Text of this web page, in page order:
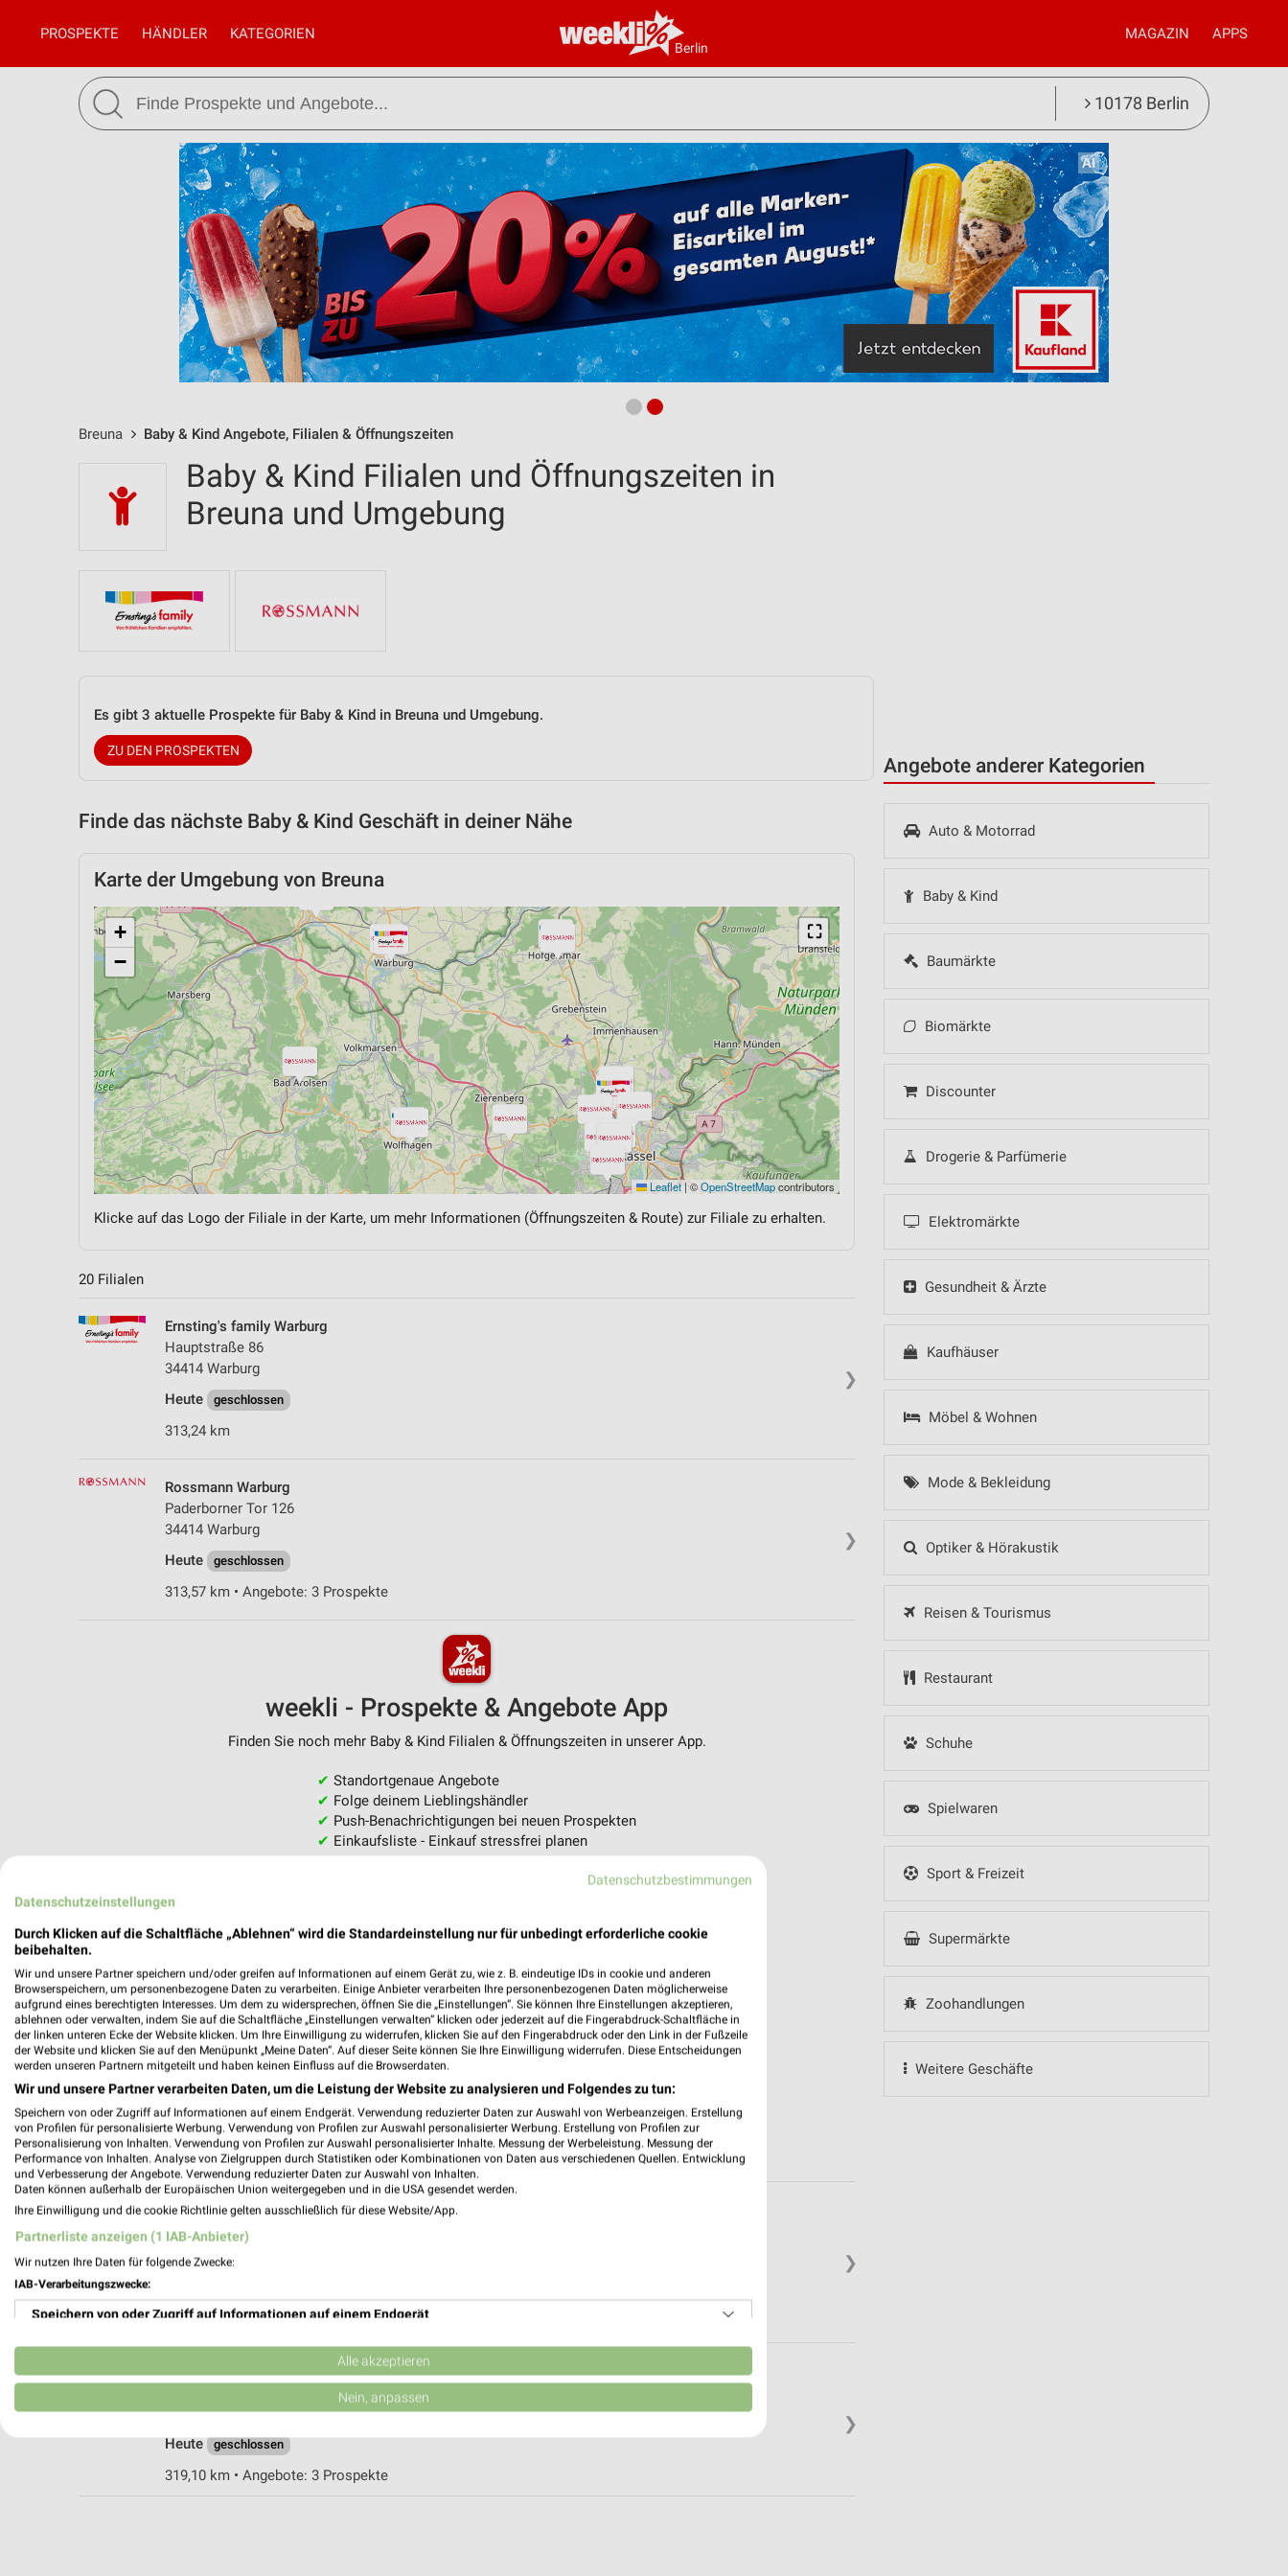
Berlin
PROSPEKTE HÄNDLER KATEGORIEN MAGAZIN APPS
10178 Berlin
Breuna Baby & Kind Angebote, Filialen & Öffnungszeiten
Angebote anderer Kategorien
Auto & Motorrad
Baby & Kind
Baumärkte
Biomärkte
Discounter
Drogerie & Parfümerie
Elektromärkte
Gesundheit & Ärzte
Kaufhäuser
Möbel & Wohnen
Mode & Bekleidung
Optiker & Hörakustik
Reisen & Tourismus
Restaurant
Schuhe
Spielwaren
Sport & Freizeit
Supermärkte
Zoohandlungen
Weitere Geschäfte
Baby & Kind Filialen und Öffnungszeiten in
Breuna und Umgebung
Es gibt 3 aktuelle Prospekte für Baby & Kind in Breuna und Umgebung.
ZU DEN PROSPEKTEN
Finde das nächste Baby & Kind Geschäft in deiner Nähe
Karte der Umgebung von Breuna
⛶
+
−
Leaflet | ©OpenStreetMapcontributors
Klicke auf das Logo der Filiale in der Karte, um mehr Informationen (Öffnungszeiten & Route) zur Filiale zu erhalten.
20 Filialen
❯
Ernsting's family Warburg
Hauptstraße 86
34414 Warburg
Heute
geschlossen
313,24 km
❯
Rossmann Warburg
Paderborner Tor 126
34414 Warburg
Heute
geschlossen
313,57 km • Angebote: 3 Prospekte
weekli - Prospekte & Angebote App
Finden Sie noch mehr Baby & Kind Filialen & Öffnungszeiten in unserer App.
✔ Standortgenaue Angebote
✔ Folge deinem Lieblingshändler
✔ Push-Benachrichtigungen bei neuen Prospekten
✔ Einkaufsliste - Einkauf stressfrei planen
Nutze weekli auch mobil – App jetzt laden oder QR-Code scannen.
❯
Ernsting's family Wolfhagen
Schützeberger Str. 45
319,27 km
❯
Rossmann Wolfhagen
34466 Wolfhagen
Heute
geschlossen
319,10 km • Angebote: 3 Prospekte
Datenschutzbestimmungen
Datenschutzeinstellungen
Durch Klicken auf die Schaltfläche „Ablehnen“ wird die Standardeinstellung nur für unbedingt erforderliche cookie
beibehalten.
Wir und unsere Partner speichern und/oder greifen auf Informationen auf einem Gerät zu, wie z. B. eindeutige IDs in cookie und anderen
Browserspeichern, um personenbezogene Daten zu verarbeiten. Einige Anbieter verarbeiten Ihre personenbezogenen Daten möglicherweise
aufgrund eines berechtigten Interesses. Um dem zu widersprechen, öffnen Sie die „Einstellungen“. Sie können Ihre Einstellungen akzeptieren,
ablehnen oder verwalten, indem Sie auf die Schaltfläche „Einstellungen verwalten“ klicken oder jederzeit auf die Fingerabdruck-Schaltfläche in
der linken unteren Ecke der Website klicken. Um Ihre Einwilligung zu widerrufen, klicken Sie auf den Fingerabdruck oder den Link in der Fußzeile
der Website und klicken Sie auf den Menüpunkt „Meine Daten“. Auf dieser Seite können Sie Ihre Einwilligung widerrufen. Diese Entscheidungen
werden unseren Partnern mitgeteilt und haben keinen Einfluss auf die Browserdaten.
Wir und unsere Partner verarbeiten Daten, um die Leistung der Website zu analysieren und Folgendes zu tun:
Speichern von oder Zugriff auf Informationen auf einem Endgerät. Verwendung reduzierter Daten zur Auswahl von Werbeanzeigen. Erstellung
von Profilen für personalisierte Werbung. Verwendung von Profilen zur Auswahl personalisierter Werbung. Erstellung von Profilen zur
Personalisierung von Inhalten. Verwendung von Profilen zur Auswahl personalisierter Inhalte. Messung der Werbeleistung. Messung der
Performance von Inhalten. Analyse von Zielgruppen durch Statistiken oder Kombinationen von Daten aus verschiedenen Quellen. Entwicklung
und Verbesserung der Angebote. Verwendung reduzierter Daten zur Auswahl von Inhalten.
Daten können außerhalb der Europäischen Union weitergegeben und in die USA gesendet werden.
Ihre Einwilligung und die cookie Richtlinie gelten ausschließlich für diese Website/App.
Partnerliste anzeigen (1 IAB-Anbieter)
Wir nutzen Ihre Daten für folgende Zwecke:
IAB-Verarbeitungszwecke:
Speichern von oder Zugriff auf Informationen auf einem Endgerät
Verwendung reduzierter Daten zur Auswahl von Werbeanzeigen
Erstellung von Profilen für personalisierte Werbung
Erstellung von Profilen zur Personalisierung von Inhalten
Alle akzeptieren
Nein, anpassen